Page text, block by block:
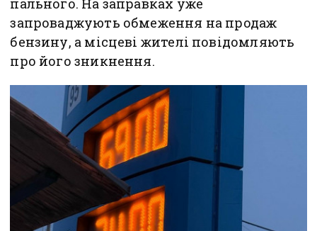
пального. На заправках уже
запроваджують обмеження на продаж
бензину, а місцеві жителі повідомляють
про його зникнення.